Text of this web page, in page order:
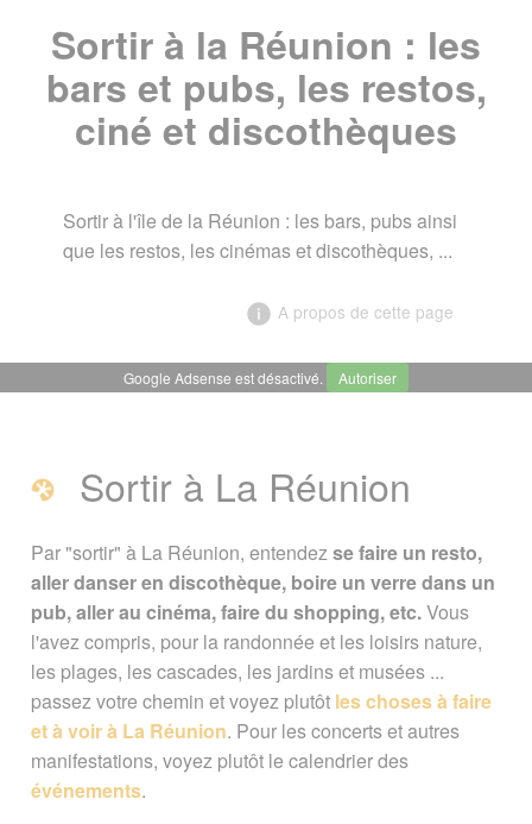
Sortir à la Réunion : les
bars et pubs, les restos,
ciné et discothèques
Sortir à l'île de la Réunion : les bars, pubs ainsi
que les restos, les cinémas et discothèques, ...
A propos de cette page
discothèques
Sortir à La Réunion
Le guide des sorties
A voir également
Page créée le 06 juillet 2010. Dernière
mise à jour le 14 septembre 2018
Google Adsense est désactivé. Autoriser
Sortir à La Réunion
Par "sortir" à La Réunion, entendezse faire un resto,
aller danser en discothèque, boire un verre dans un
pub, aller au cinéma, faire du shopping, etc.Vous
l'avez compris, pour la randonnée et les loisirs nature,
les plages, les cascades, les jardins et musées ...
passez votre chemin et voyez plutôt les choses à faire
et à voir à La Réunion. Pour les concerts et autres
manifestations, voyez plutôt le calendrier des
événements.